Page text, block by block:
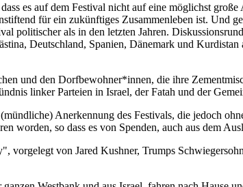
es auf dem Festival nicht auf eine möglichst
für ein zukünftiges Zusammenleben ist. Und
politischer als in den letzten Jahren.
Deutschland, Spanien, Dänemark und
und den Dorfbewohner*innen, die ihre
linker Parteien in Israel, der Fatah und der
Anerkennung des Festivals, die jedoch
worden, so dass es von Spenden, auch aus dem
vorgelegt von Jared Kushner, Trumps